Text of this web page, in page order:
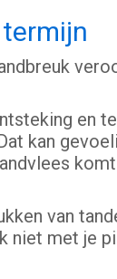
en
kan
van
met je